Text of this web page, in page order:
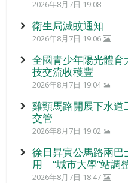
2026年8月7日 19:08
衛生局滅蚊通知
2026年8月7日 19:06
全國青少年陽光體育
技交流收穫豐
2026年8月7日 19:04
雞頸馬路開展下水
交管
2026年8月7日 19:02
徐日昇寅公馬路兩
用 “城市大學”站調
2026年8月7日 18:47